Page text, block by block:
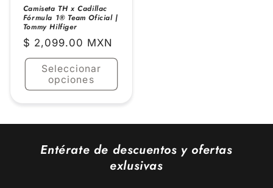
Camiseta TH x Cadillac
Fórmula 1® Team Oficial |
Tommy Hilfiger
Precio
habitual
$ 2,099.00 MXN
Seleccionar
opciones
Entérate de descuentos y ofertas
exlusivas